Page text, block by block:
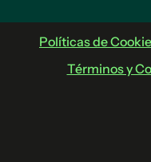
Políticas de
Términos y